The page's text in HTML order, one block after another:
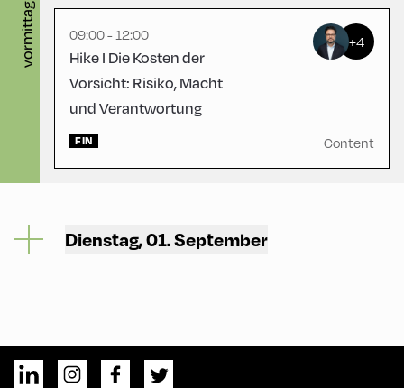
vormittag 09:00 - 12:00
Hike I Die Kosten der
Vorsicht: Risiko, Macht
und Verantwortung
+4
FIN Content
Dienstag, 01. September